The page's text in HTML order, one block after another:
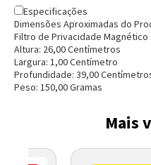
Especificações
Dimensões Aproximadas do
Filtro de Privacidade Magnético
Altura: 26,00Centímetros
Largura: 1,00Centímetro
Profundidade: 39,00Centímetro
Peso: 150,00Gramas
Mais